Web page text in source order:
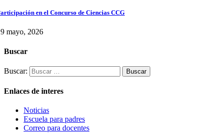
en el Concurso de Ciencias CCG
mayo, 2026
Buscar
Buscar:
Enlaces de interes
Noticias
Escuela para padres
Correo para docentes